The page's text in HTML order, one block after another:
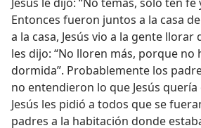
Entonces fueron juntos a la casa
a la casa, Jesús vio a la gente llorar
les dijo: “No lloren más, porque no
dormida”. Probablemente los
no entendieron lo que Jesús quería
Jesús les pidió a todos que se
padres a la habitación donde